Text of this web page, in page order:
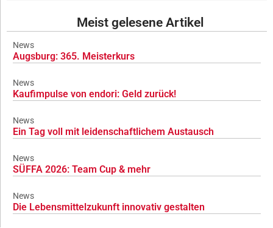
Meist gelesene Artikel
News
Augsburg: 365. Meisterkurs
News
Kaufimpulse von endori: Geld zurück!
News
Ein Tag voll mit leidenschaftlichem Austausch
News
SÜFFA 2026: Team Cup & mehr
News
Die Lebensmittelzukunft innovativ gestalten